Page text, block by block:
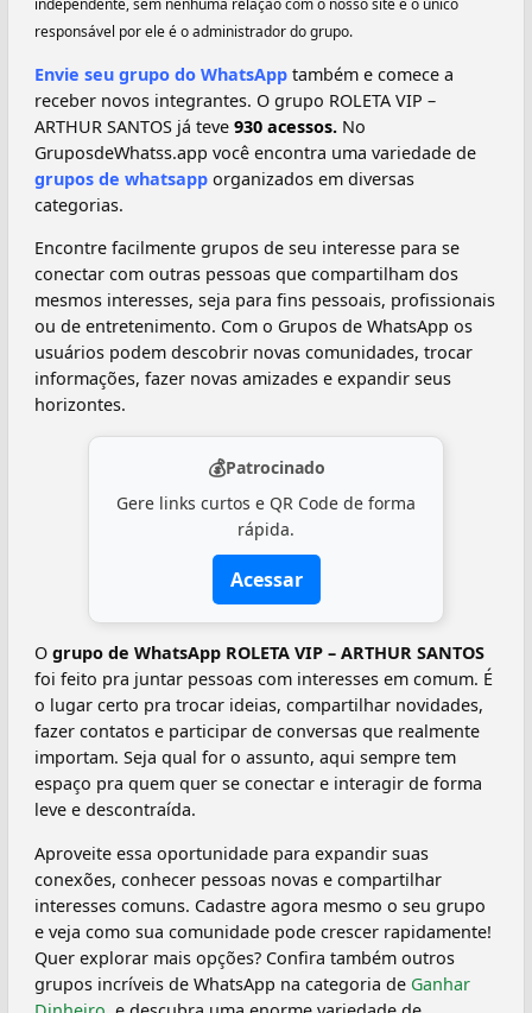
responsável por ele é o administrador do grupo.
Envie seu grupo do WhatsApp também e comece a
receber novos integrantes. O grupo ROLETA VIP –
ARTHUR SANTOS já teve 930 acessos. No
GruposdeWhatss.app você encontra uma variedade de
grupos de whatsapp organizados em diversas
categorias.
Encontre facilmente grupos de seu interesse para se
conectar com outras pessoas que compartilham dos
mesmos interesses, seja para fins pessoais, profissionais
ou de entretenimento. Com o Grupos de WhatsApp os
usuários podem descobrir novas comunidades, trocar
informações, fazer novas amizades e expandir seus
horizontes.
💰Patrocinado
Gere links curtos e QR Code de forma
rápida.
Acessar
O grupo de WhatsApp ROLETA VIP – ARTHUR SANTOS
foi feito pra juntar pessoas com interesses em comum. É
o lugar certo pra trocar ideias, compartilhar novidades,
fazer contatos e participar de conversas que realmente
importam. Seja qual for o assunto, aqui sempre tem
espaço pra quem quer se conectar e interagir de forma
leve e descontraída.
Aproveite essa oportunidade para expandir suas
conexões, conhecer pessoas novas e compartilhar
interesses comuns. Cadastre agora mesmo o seu grupo
e veja como sua comunidade pode crescer rapidamente!
Quer explorar mais opções? Confira também outros
grupos incríveis de WhatsApp na categoria de Ganhar